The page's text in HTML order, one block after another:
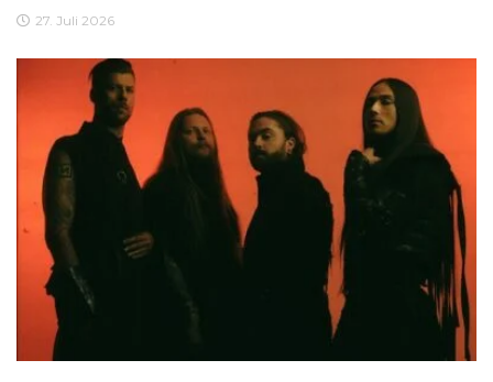
27. Juli 2026